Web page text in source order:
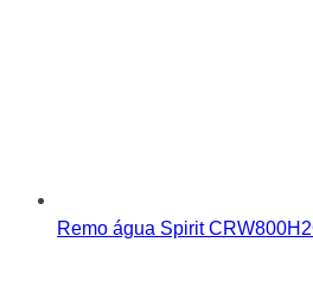
Remo água Spirit